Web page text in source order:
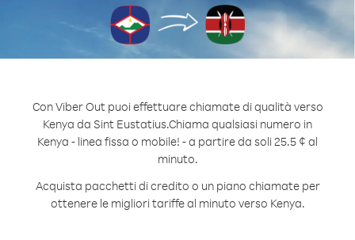
Con Viber Out puoi effettuare chiamate di qualità verso
Kenya da Sint Eustatius.Chiama qualsiasi numero in
Kenya - linea fissa o mobile! - a partire da soli 25.5 ¢ al
minuto.
Acquista pacchetti di credito o un piano chiamate per
ottenere le migliori tariffe al minuto verso Kenya.